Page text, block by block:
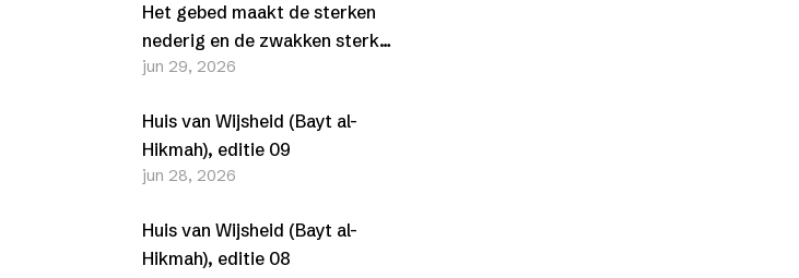
Het gebed maakt de sterken
nederig en de zwakken sterk
(Al-Furqān, 25-63-77)
jun 29, 2026
Huis van Wijsheid (Bayt al-
Hikmah), editie 09
jun 28, 2026
Huis van Wijsheid (Bayt al-
Hikmah), editie 08